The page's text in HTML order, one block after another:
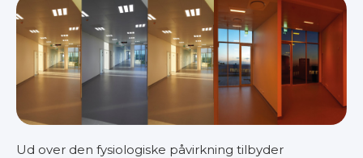
Ud over den fysiologiske påvirkning tilbyder